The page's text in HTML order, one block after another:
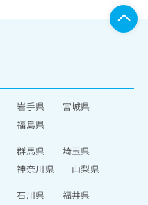
岩手県
宮城県
福島県
群馬県
埼玉県
神奈川県
山梨県
石川県
福井県